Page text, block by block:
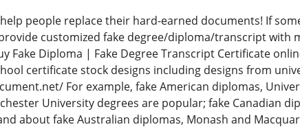
people replace their hard-earned documents! If
customized fake degree/diploma/transcript with
Fake Diploma | Fake Degree Transcript Certificate
certificate stock designs including designs from
For example, fake American diplomas,
University degrees are popular; fake Canadian
about fake Australian diplomas, Monash and